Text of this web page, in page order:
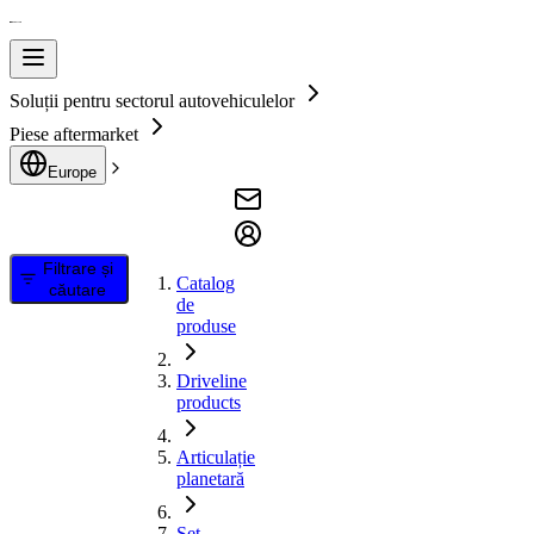
Soluții pentru sectorul autovehiculelor
Piese aftermarket
Europe
Filtrare și
căutare
Catalog
de
produse
Driveline
products
Articulație
planetară